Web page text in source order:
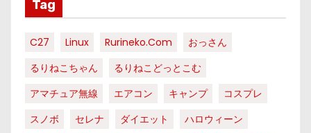
Tag
C27 Linux Rurineko.com
おっさん
るりねこちゃん
るりねこどっとこむ
アマチュア無線
エアコン キャンプ
コスプレ
スノボ
セレナ ダイエット
ハロウィーン